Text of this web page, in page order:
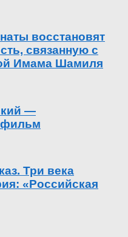
восстановят
связанную с
Имама Шамиля
—
фильм
Три века
«Российская